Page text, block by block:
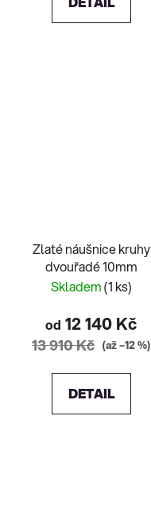
Zlaté náušnice kruhy
dvouřadé 10mm
Skladem(1 ks)
od 12 140 Kč
13 910 Kč (až –12 %)
DETAIL